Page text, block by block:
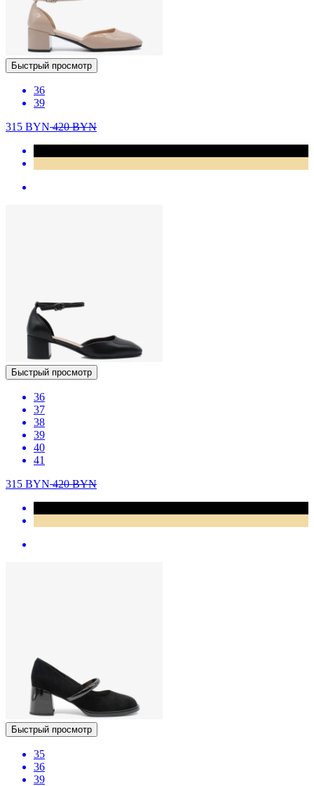
Быстрый просмотр
36
39
315 BYN420BYN
Быстрый просмотр
36
37
38
39
40
41
315 BYN420BYN
Быстрый просмотр
35
36
39